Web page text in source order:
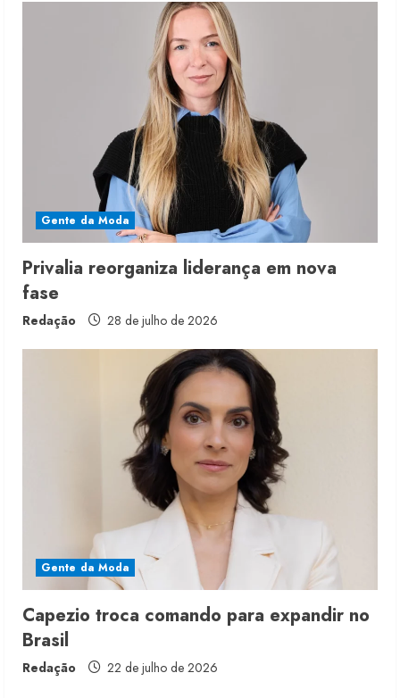
Gente da Moda
Privalia reorganiza liderança em nova
fase
Redação 28 de julho de 2026
Gente da Moda
Capezio troca comando para expandir no
Brasil
Redação 22 de julho de 2026
Renata Caixeta assume Movimento
Sou de Algodão
5 de agosto de 2026
3
Fakini prevê R$345 milhões de
receita em 2026
4 de agosto de 2026
moda nacional